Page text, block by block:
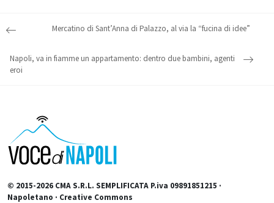
Post navigationMercatino di Sant’Anna di Palazzo, al via la “fucina di idee”
Napoli, va in fiamme un appartamento: dentro due bambini, agenti
eroi
© 2015-2026 CMA S.R.L. SEMPLIFICATA P.iva 09891851215 ·
Napoletano · Creative Commons